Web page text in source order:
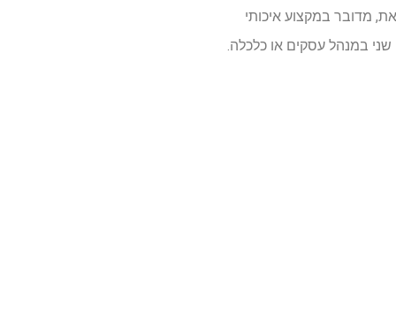
מדובר במקצוע איכותי
במנהל עסקים או כלכלה.